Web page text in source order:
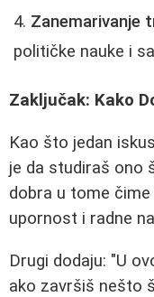
Zanemarivanje
političke nauke i
Zaključak: Kako
Kao što jedan
je da studiraš ono
dobra u tome
upornost i radne
Drugi dodaju: "U
ako završiš nešto